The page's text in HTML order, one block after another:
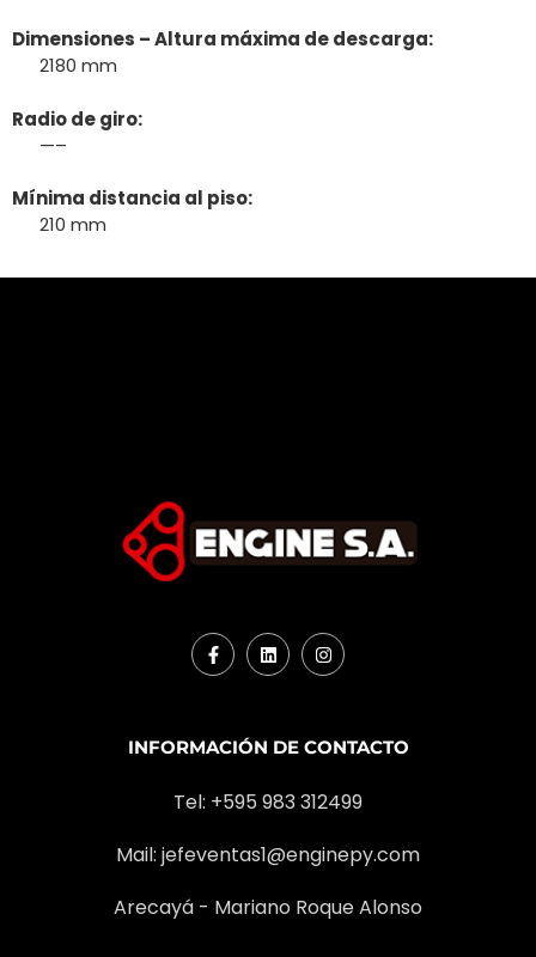
Dimensiones – Altura máxima de descarga:
2180 mm
Radio de giro:
—–
Mínima distancia al piso:
210 mm
INFORMACIÓN DE CONTACTO
Tel: +595 983 312499
Mail: jefeventas1@enginepy.com
Arecayá - Mariano Roque Alonso